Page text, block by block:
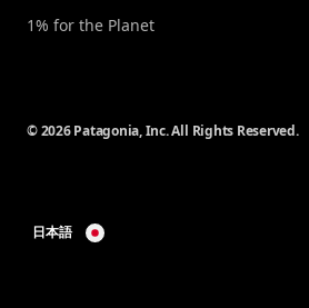
1% for the Planet
© 2026 Patagonia, Inc. All Rights Reserved.
日本語